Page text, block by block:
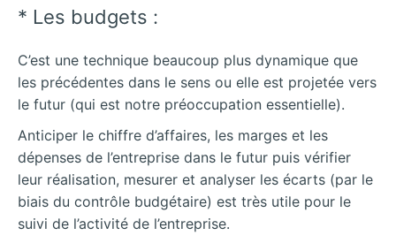
* Les budgets :
C’est une technique beaucoup plus dynamique que
les précédentes dans le sens ou elle est projetée vers
le futur (qui est notre préoccupation essentielle).
Anticiper le chiffre d’affaires, les marges et les
dépenses de l’entreprise dans le futur puis vérifier
leur réalisation, mesurer et analyser les écarts (par le
biais du contrôle budgétaire) est très utile pour le
suivi de l’activité de l’entreprise.